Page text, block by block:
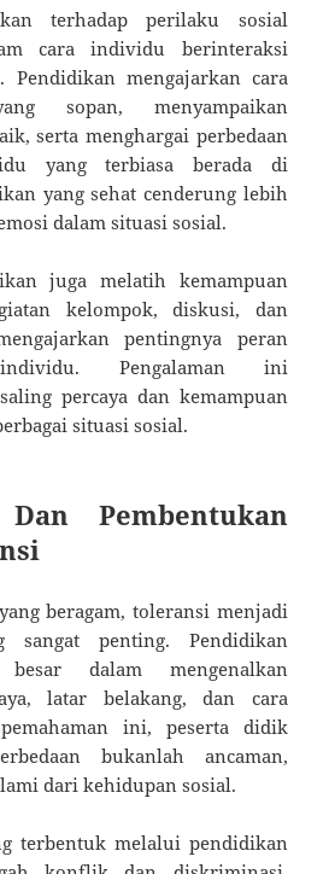
terhadap perilaku sosial
cara individu berinteraksi
Pendidikan mengajarkan cara
sopan, menyampaikan
serta menghargai perbedaan
yang terbiasa berada di
yang sehat cenderung lebih
dalam situasi sosial.
juga melatih kemampuan
kelompok, diskusi, dan
pentingnya peran
individu. Pengalaman ini
percaya dan kemampuan
situasi sosial.
Pembentukan
beragam, toleransi menjadi
sangat penting. Pendidikan
dalam mengenalkan
latar belakang, dan cara
ini, peserta didik
bukanlah ancaman,
dari kehidupan sosial.
terbentuk melalui pendidikan